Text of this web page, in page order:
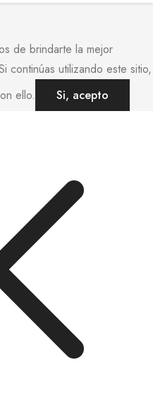
de brindarte la mejor
continúas utilizando este sitio,
ello.
Si, acepto